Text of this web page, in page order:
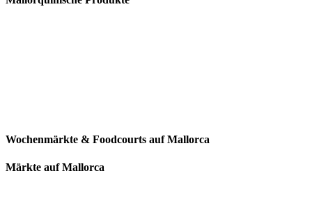
Wochenmärkte & Foodcourts auf Mallorca
Märkte auf Mallorca